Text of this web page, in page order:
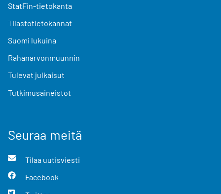
StatFin-tietokanta
Tilastotietokannat
Suomi lukuina
Rahanarvonmuunnin
Tulevat julkaisut
Tutkimusaineistot
Seuraa meitä
Tilaa uutisviesti
Facebook